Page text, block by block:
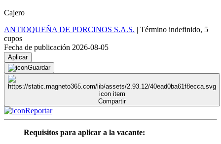
Cajero
ANTIOQUEÑA DE PORCINOS S.A.S. | Término indefinido, 5
cupos
Fecha de publicación 2026-08-05
Aplicar
Guardar
Compartir
Reportar
Requisitos para aplicar a la vacante: